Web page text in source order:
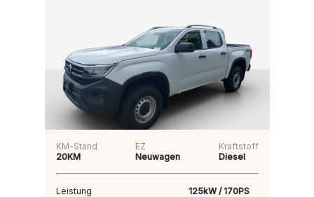
KM-Stand
20KM
EZ
Neuwagen
Kraftstoff
Diesel
Leistung
125kW / 170PS